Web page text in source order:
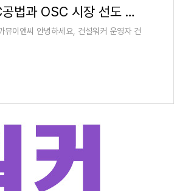
까뮤이앤씨 취업족보: PC공법과 OSC 시장 선도 건설사
이앤씨 안녕하세요, 건설워커 운영자 건